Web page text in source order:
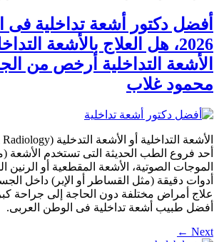
أفضل دكتور أشعة تداخلية فى
2026، هل العلاج بالأشعة
الأشعة التداخلية أرخص من
محمود غلاب
أحد فروع الطب الحديثة التى تستخدم الأشعة
الموجات الصوتية، الأشعة المقطعية أو الرنين
أدوات دقيقة (مثل القساطر أو الإبر) داخل
علاج أمراض مختلفة دون الحاجة إلى جراحة
أفضل طبيب أشعة تداخلية فى الوطن العربى.
Next
←